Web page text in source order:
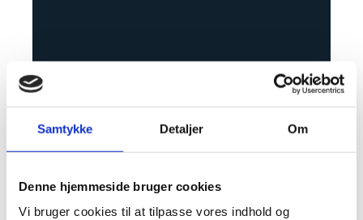
Samtykke Detaljer Om
Denne hjemmeside bruger cookies
Vi bruger cookies til at tilpasse vores indhold og